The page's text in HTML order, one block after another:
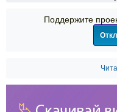
Поддержите